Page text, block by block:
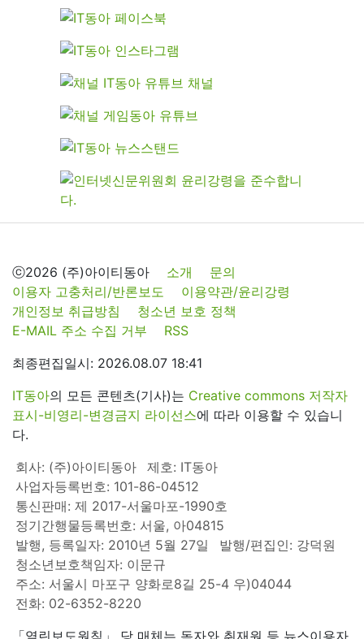
ⓒ2026 (주)아이티동아 소개
문의
이용자 고충처리/반론보도
이용약관/윤리강령
개인정보 취급방침
청소년 보호 정책
E-MAIL 주소 수집 거부
RSS
최종편집일시: 2026.08.07 18:41
IT동아의 모든 콘텐츠(기사)는 Creative commons 저작자
표시-비영리-변경금지 라이선스에 따라 이용할 수 있습니
다.
회사: (주)아이티동아
제호: IT동아
사업자등록번호: 101-86-04512
통신판매: 제 2017-서울마포-1990호
정기간행물등록번호: 서울, 아04815
발행, 등록일자: 2010년 5월 27일
발행/편집인: 강덕원
청소년보호책임자: 이문규
주소: 서울시 마포구 양화로8길 25-4 우)04044
전화: 02-6352-8220
「열린보도원칙」 당 매체는 독자와 취재원 등 뉴스이용자